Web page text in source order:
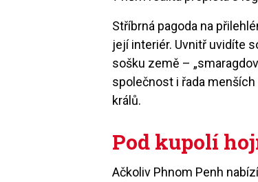
Stříbrná pagoda na
její interiér. Uvnitř uvidíte
sošku země –
společnost i řada
králů.
Pod kupolí
Ačkoliv Phnom Penh